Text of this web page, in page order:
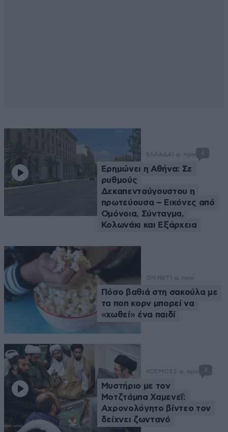
ΕΛΛΑΔΑ 1 ω. πριν 6
Ερημώνει η Αθήνα: Σε
ρυθμούς
Δεκαπενταύγουστου η
πρωτεύουσα – Εικόνες από
Ομόνοια, Σύνταγμα,
Κολωνάκι και Εξάρχεια
ON NET 1 ω. πριν
Πόσο βαθιά στη σακούλα με
τα ποπ κορν μπορεί να
«χωθεί» ένα παιδί
ΚΟΣΜΟΣ2 ω. πριν 3
Μυστήριο με τον
Μοτζτάμπα Χαμενεΐ:
Αχρονολόγητο βίντεο τον
δείχνει ζωντανό